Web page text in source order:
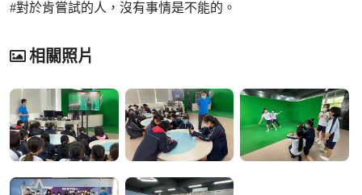
#對於肯嘗試的人，沒有事情是不能的。
相關照片